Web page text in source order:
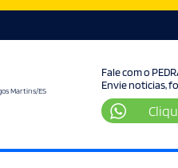
Martins/ES
Fale com o
Envie noticias,